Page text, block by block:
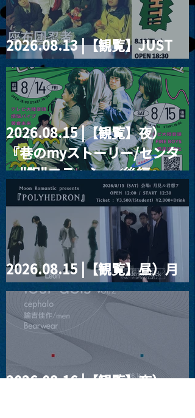
2026.08.13 |【観覧】JUST
RIGHT!! vol.26
2026.08.15 |【観覧】夜）
『巷のmyストーリー/センタ
ー"訳"フラッシュ⚡️後編』
2026.08.15 |【観覧】昼）月
見ルpre.『POLYHEDRON』
2026.08.16 |【観覧】夜）